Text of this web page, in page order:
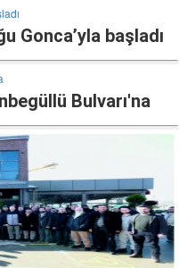
Gonca’yla başladı
Bulvarı'na